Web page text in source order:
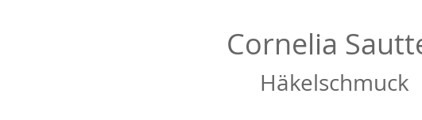
Cornelia
Häkelschmuck